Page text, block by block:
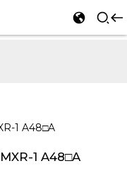
MXR-1 A48□A